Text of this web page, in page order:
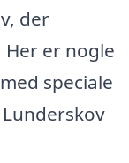
der
er nogle
speciale